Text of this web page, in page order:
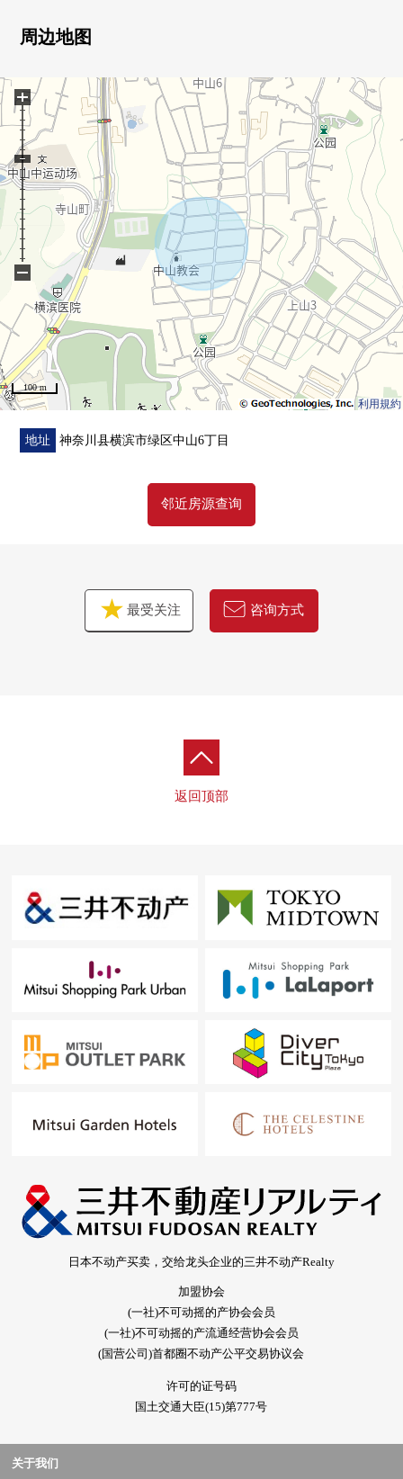
・ 为面向南侧道路光照良好
・ 客厅和有一体感的开放式厨房
・ 家务流迹线被想的容易使用的房型
・ 有窗，容易换空气，亮的浴室、洗手间
・ 宽敞的入口上演开放感觉
・ 使高低差别降到最低限度的无障碍型
・ 园艺或者家庭菜园能享受的大的院子
・ 能尽情享受蜷曲者如果的3份的停车位(出自3台分车型
的)
▼设备
・ 由于安心为全部电化舒适的住空間
・ 与家族的会话兴奋起来的开放式厨房
・ 附带能减轻家务的负担的洗碗机的组合厨房
・ 从属于便于调料的存货以及应急食品的收藏的餐具室
・ 宽敞的1坪类型的舒适的浴室单元
・ 也便于雨天的洗衣的浴室换气干燥机的
・ 厨房.1楼西式房间有地板下边储藏室
・ 厕所2个地方有(一、两楼)
・ 面向朝南的阳台的亮的西式房间
・ 附带来客时便利的TV监视器的内部对讲机
・位于建筑面积比50%、容积率100%第一类低层住宅专用
周边地图
利用規約
100 m
+
−
地址 神奈川县横滨市绿区中山6丁目
邻近房源查询
最受关注 咨询方式
返回顶部
日本不动产买卖，交给龙头企业的三井不动产Realty
加盟协会
(一社)不可动摇的产协会会员
(一社)不可动摇的产流通经营协会会员
(国营公司)首都圈不动产公平交易协议会
许可的证号码
国土交通大臣(15)第777号
关于我们